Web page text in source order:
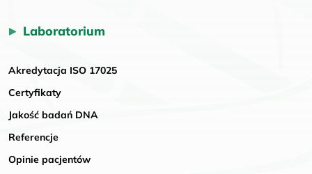
Laboratorium
Akredytacja ISO 17025
Certyfikaty
Jakość badań DNA
Referencje
Opinie pacjentów